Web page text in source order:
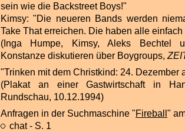
sein wie die Backstreet Boys!"
Kimsy: "Die neueren Bands werden
Take That erreichen. Die haben alle
(Inga Humpe, Kimsy, Aleks Bechtel
Konstanze diskutieren über Boygroups,
"Trinken mit dem Christkind: 24. Dezember
(Plakat an einer Gastwirtschaft in
Rundschau, 10.12.1994)
Anfragen in der Suchmaschine "Fireball "
chat - S. 1